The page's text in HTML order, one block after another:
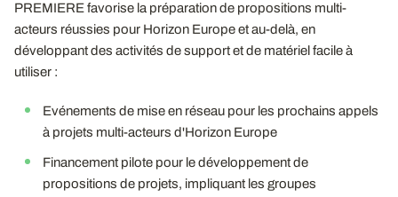
PREMIERE favorise la préparation de propositions multi-
acteurs réussies pour Horizon Europe et au-delà, en
développant des activités de support et de matériel facile à
utiliser :
Evénements de mise en réseau pour les prochains appels
à projets multi-acteurs d'Horizon Europe
Financement pilote pour le développement de
propositions de projets, impliquant les groupes